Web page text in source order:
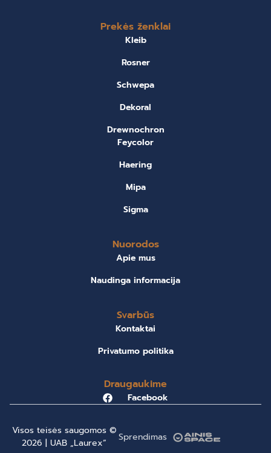
Prekės ženklai
Kleib
Rosner
Schwepa
Dekoral
Drewnochron
Feycolor
Haering
Mipa
Sigma
Nuorodos
Apie mus
Naudinga informacija
Svarbūs
Kontaktai
Privatumo politika
Draugaukime
Facebook
Visos teisės saugomos ©
2026 | UAB „Laurex”
Sprendimas